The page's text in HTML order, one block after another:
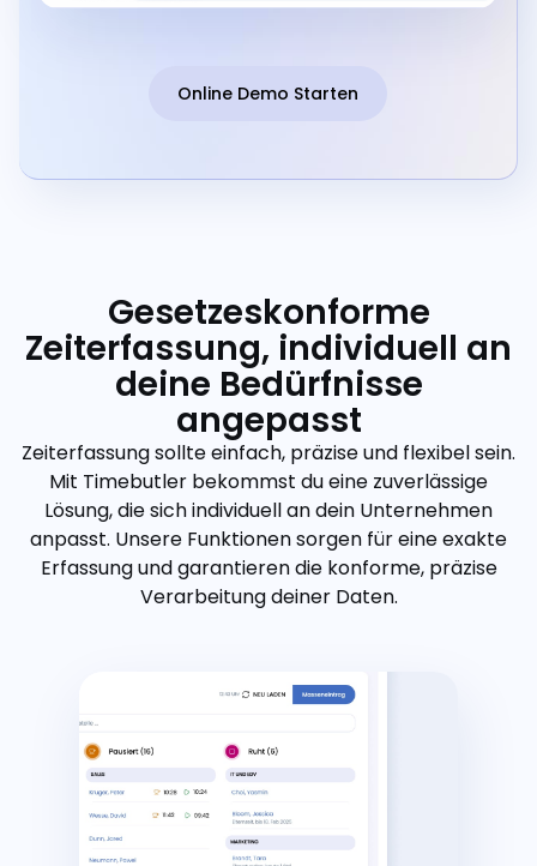
Online Demo Starten
Gesetzeskonforme
Zeiterfassung, individuell an
deine Bedürfnisse
angepasst
Zeiterfassung sollte einfach, präzise und flexibel sein.
Mit Timebutler bekommst du eine zuverlässige
Lösung, die sich individuell an dein Unternehmen
anpasst. Unsere Funktionen sorgen für eine exakte
Erfassung und garantieren die konforme, präzise
Verarbeitung deiner Daten.